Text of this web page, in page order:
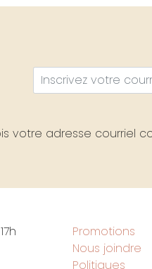
votre adresse courriel
Promotions
Nous joindre
Politiques